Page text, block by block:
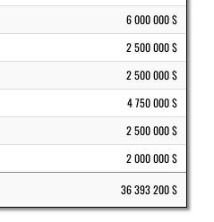
6 000 000 $
2 500 000 $
2 500 000 $
4 750 000 $
2 500 000 $
2 000 000 $
36 393 200 $